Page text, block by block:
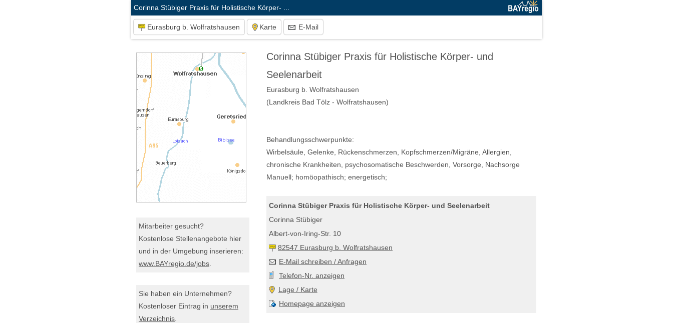
Corinna Stübiger Praxis für Holistische Körper- ...
Eurasburg b. Wolfratshausen Karte E-Mail
Mitarbeiter gesucht?
Kostenlose Stellenangebote hier
und in der Umgebung inserieren:
www.BAYregio.de/jobs
Sie haben ein Unternehmen?
Kostenloser Eintrag in unserem
Verzeichnis
Corinna Stübiger Praxis für Holistische Körper- und
Seelenarbeit
Eurasburg b. Wolfratshausen
(Landkreis Bad Tölz - Wolfratshausen)
Behandlungsschwerpunkte:
Wirbelsäule, Gelenke, Rückenschmerzen, Kopfschmerzen/Migräne, Allergien,
chronische Krankheiten, psychosomatische Beschwerden, Vorsorge, Nachsorge
Manuell; homöopathisch; energetisch;
Corinna Stübiger Praxis für Holistische Körper- und Seelenarbeit
Corinna Stübiger
Albert-von-Iring-Str. 10
82547 Eurasburg b. Wolfratshausen
E-Mail schreiben / Anfragen
Telefon-Nr. anzeigen
Lage / Karte
Homepage anzeigen